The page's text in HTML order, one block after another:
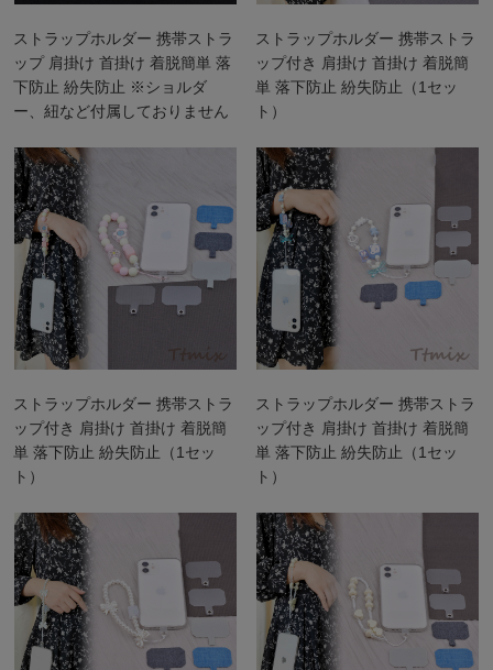
ストラップホルダー 携帯ストラ
ップ 肩掛け 首掛け 着脱簡単 落
下防止 紛失防止 ※ショルダ
ー、紐など付属しておりません
ストラップホルダー 携帯ストラ
ップ付き 肩掛け 首掛け 着脱簡
単 落下防止 紛失防止（1セッ
ト）
ストラップホルダー 携帯ストラ
ップ付き 肩掛け 首掛け 着脱簡
単 落下防止 紛失防止（1セッ
ト）
ストラップホルダー 携帯ストラ
ップ付き 肩掛け 首掛け 着脱簡
単 落下防止 紛失防止（1セッ
ト）